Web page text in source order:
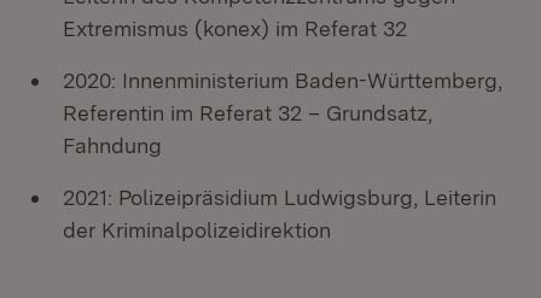
Extremismus (konex) im Referat 32
2020: Innenministerium Baden-Württemberg,
Referentin im Referat 32 – Grundsatz,
Fahndung
2021: Polizeipräsidium Ludwigsburg, Leiterin
der Kriminalpolizeidirektion